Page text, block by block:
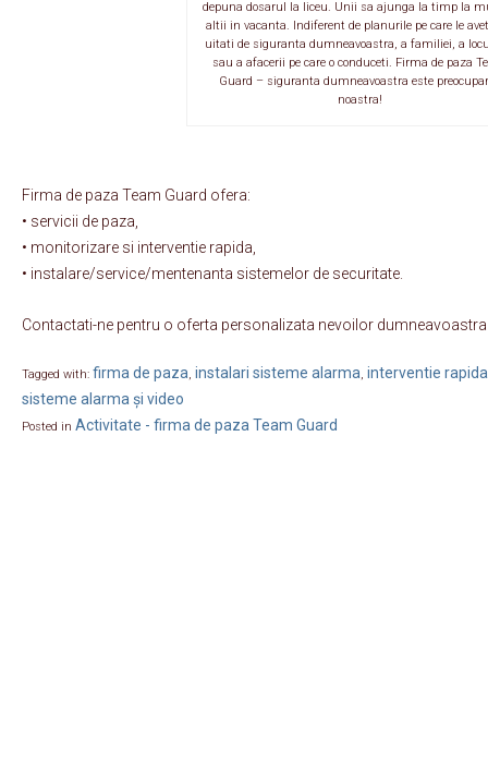
depuna dosarul la liceu. Unii sa ajunga la timp la
altii in vacanta. Indiferent de planurile pe care le
uitati de siguranta dumneavoastra, a familiei, a
sau a afacerii pe care o conduceti. Firma de paza
Guard – siguranta dumneavoastra este
noastra!
Firma de paza Team Guard ofera:
• servicii de paza,
• monitorizare si interventie rapida,
• instalare/service/mentenanta sistemelor de securitate.
Contactati-ne pentru o oferta personalizata nevoilor
Tagged with: firma de paza, instalari sisteme alarma, interventie rapida
sisteme alarma și video
Posted in Activitate - firma de paza Team Guard